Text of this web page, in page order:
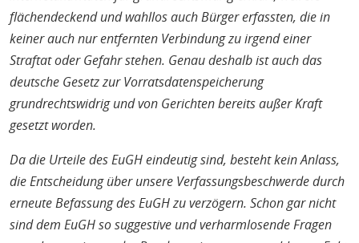
flächendeckend und wahllos auch Bürger erfassten, die in
keiner auch nur entfernten Verbindung zu irgend einer
Straftat oder Gefahr stehen. Genau deshalb ist auch das
deutsche Gesetz zur Vorratsdatenspeicherung
grundrechtswidrig und von Gerichten bereits außer Kraft
gesetzt worden.
Da die Urteile des EuGH eindeutig sind, besteht kein Anlass,
die Entscheidung über unsere Verfassungsbeschwerde durch
erneute Befassung des EuGH zu verzögern. Schon gar nicht
sind dem EuGH so suggestive und verharmlosende Fragen